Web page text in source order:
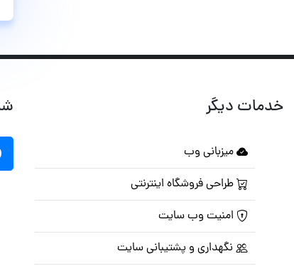
خدمات دیگر
میزبانی وب
طراحی فروشگاه اینترنتی
امنیت وب سایت
نگهداری و پشتیبانی سایت